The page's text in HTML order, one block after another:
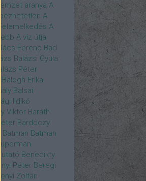
aranya A
A
A
A víz útja
Bács Ferenc Bad
Balázsi Gyula
Péter
Balogh Erika
Balsai
Ildikó
Viktor Baráth
Bardóczy
Batman Batman
Benedikty
Péter Beregi
Zoltán